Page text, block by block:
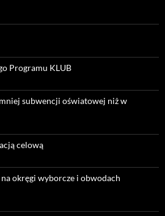
Programu KLUB
subwencji oświatowej niż w
celową
okręgi wyborcze i obwodach